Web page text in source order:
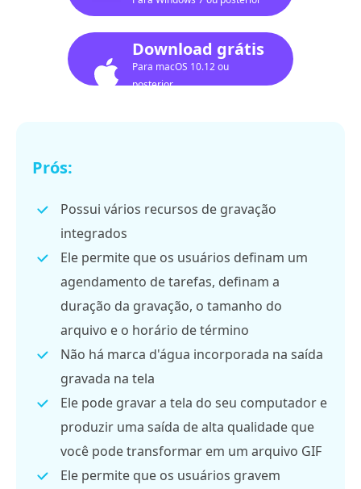
Download grátis
Para macOS 10.12 ou
posterior
Prós:
Possui vários recursos de gravação
integrados
Ele permite que os usuários definam um
agendamento de tarefas, definam a
duração da gravação, o tamanho do
arquivo e o horário de término
Não há marca d'água incorporada na saída
gravada na tela
Ele pode gravar a tela do seu computador e
produzir uma saída de alta qualidade que
você pode transformar em um arquivo GIF
Ele permite que os usuários gravem